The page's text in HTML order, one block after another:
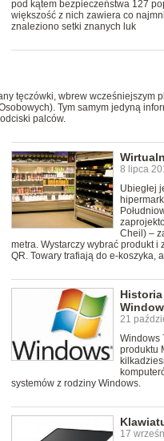
pod kątem bezpieczeństwa 127
większość z nich zawiera co
znaleziono setki znanych luk
tęczówki, wbrew wcześniejszym
Tym samym jedyną
palców.
8 lipca
Ubiegłej
Cheil) –
metra. Wystarczy wybrać produkt i
QR. Towary trafiają do e-koszyka,
21
Windows
produktu
systemów z rodziny Windows.
17